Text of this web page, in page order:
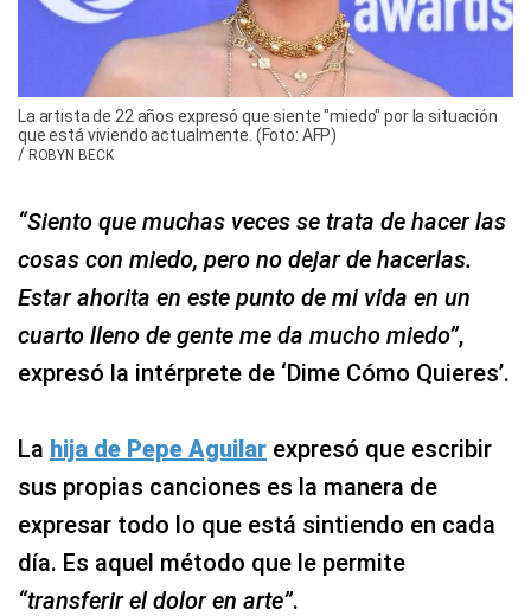
La artista de 22 años expresó que siente "miedo" por la situación
que está viviendo actualmente. (Foto: AFP)
/ ROBYN BECK
“Siento que muchas veces se trata de hacer las
cosas con miedo, pero no dejar de hacerlas.
Estar ahorita en este punto de mi vida en un
cuarto lleno de gente me da mucho miedo”,
expresó la intérprete de ‘Dime Cómo Quieres’.
La hija de Pepe Aguilar expresó que escribir
sus propias canciones es la manera de
expresar todo lo que está sintiendo en cada
día. Es aquel método que le permite
“transferir el dolor en arte”.